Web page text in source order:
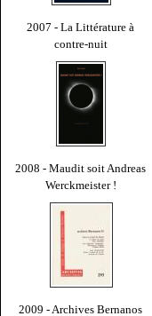
2007 - La Littérature à
contre-nuit
2008 - Maudit soit Andreas
Werckmeister !
2009 - Archives Bernanos